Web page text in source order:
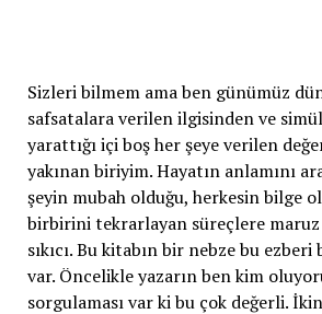
Sizleri bilmem ama ben günümüz
safsatalara verilen ilgisinden ve
yarattığı içi boş her şeye verilen
yakınan biriyim. Hayatın anlamını
şeyin mubah olduğu, herkesin bilge
birbirini tekrarlayan süreçlere maruz
sıkıcı. Bu kitabın bir nebze bu
var. Öncelikle yazarın ben kim
sorgulaması var ki bu çok değerli.